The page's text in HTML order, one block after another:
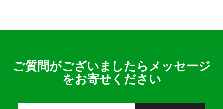
ご質問がございましたらメッセージ
をお寄せください